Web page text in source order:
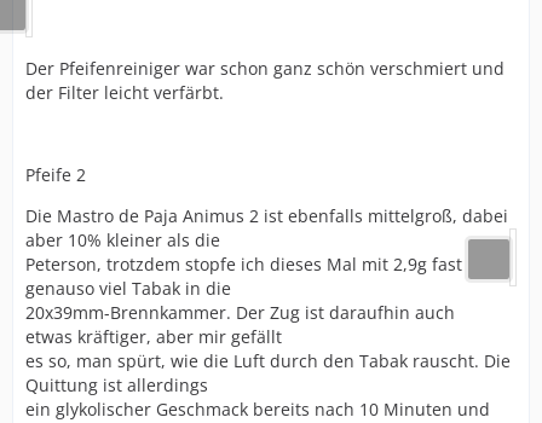
Der Pfeifenreiniger war schon ganz schön verschmiert und
der Filter leicht verfärbt.
Pfeife 2
Die Mastro de Paja Animus 2 ist ebenfalls mittelgroß, dabei
aber 10% kleiner als die
Peterson, trotzdem stopfe ich dieses Mal mit 2,9g fast
genauso viel Tabak in die
20x39mm-Brennkammer. Der Zug ist daraufhin auch
etwas kräftiger, aber mir gefällt
es so, man spürt, wie die Luft durch den Tabak rauscht. Die
Quittung ist allerdings
ein glykolischer Geschmack bereits nach 10 Minuten und